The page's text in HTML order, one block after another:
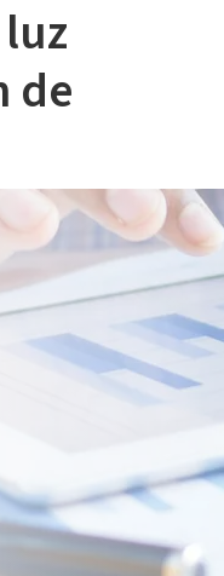
de
clara preocupación
afectando